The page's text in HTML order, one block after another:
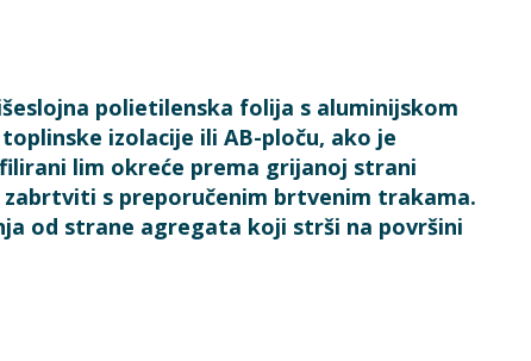
polietilenska folija s aluminijskom
izolacije ili AB-ploču, ako je
lim okreće prema grijanoj strani
s preporučenim brtvenim trakama.
od strane agregata koji strši na površini